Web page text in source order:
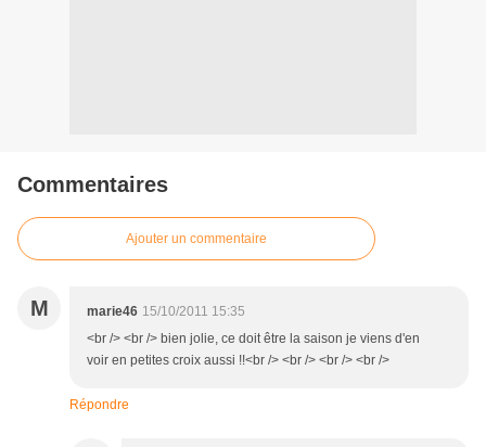
Commentaires
Ajouter un commentaire
M marie46 15/10/2011 15:35
<br /> <br /> bien jolie, ce doit être la saison je viens d'en
voir en petites croix aussi !!<br /> <br /> <br /> <br />
Répondre